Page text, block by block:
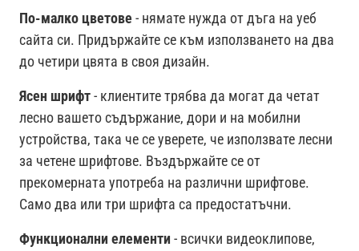
По-малко цветове - нямате нужда от дъга на уеб
сайта си. Придържайте се към използването на два
до четири цвята в своя дизайн.
Ясен шрифт- клиентите трябва да могат да четат
лесно вашето съдържание, дори и на мобилни
устройства, така че се уверете, че използвате лесни
за четене шрифтове. Въздържайте се от
прекомерната употреба на различни шрифтове.
Само два или три шрифта са предостатъчни.
Функционални елементи - всички видеоклипове,